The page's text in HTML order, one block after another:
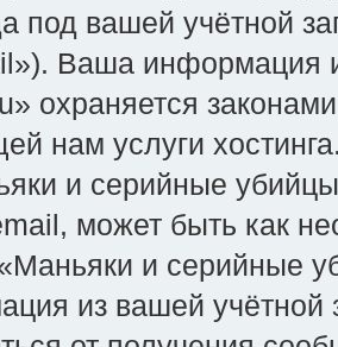
под вашей учётной
Ваша информация
охраняется
нам услуги
и серийные
может быть как
и серийные
из вашей учётной